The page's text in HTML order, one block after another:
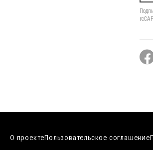
О проектеПользовательское соглашение